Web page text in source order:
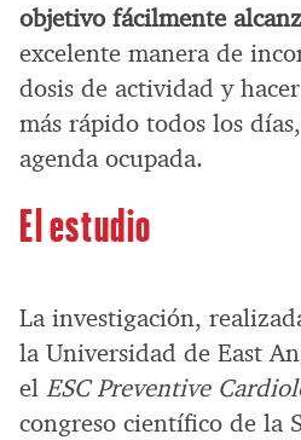
objetivo fácilmente
excelente manera de
dosis de actividad y
más rápido todos los
agenda ocupada.
El estudio
La investigación,
la Universidad de East
el ESC Preventive
congreso científico de la